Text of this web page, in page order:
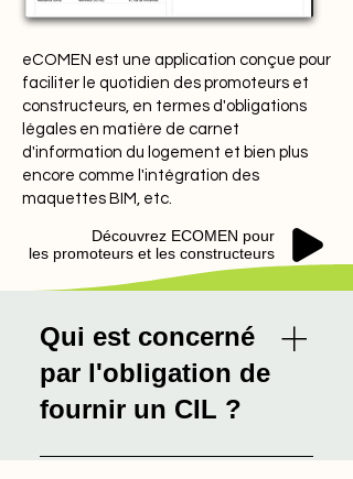
eCOMEN est une application conçue pour
faciliter le quotidien des promoteurs et
constructeurs, en termes d'obligations
légales en matière de carnet
d'information du logement et bien plus
encore comme l'intégration des
maquettes BIM, etc.
Découvrez ECOMEN pour
les promoteurs et les constructeurs
Qui est concerné
par l'obligation de
fournir un CIL ?
La loi française oblige les